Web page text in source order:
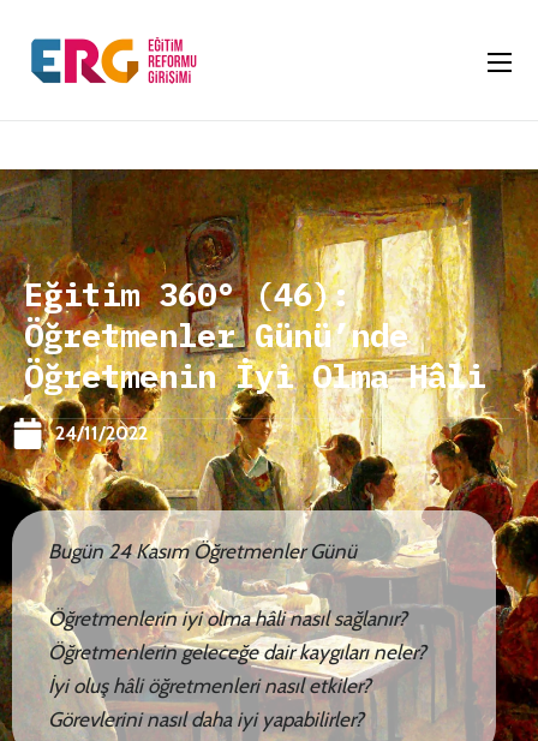
Eğitim 360° (46):
Öğretmenler Günü’nde
Öğretmenin İyi Olma Hâli
24/11/2022
Bugün 24 Kasım Öğretmenler Günü
Öğretmenlerin iyi olma hâli nasıl sağlanır?
Öğretmenlerin geleceğe dair kaygıları neler?
İyi oluş hâli öğretmenleri nasıl etkiler?
Görevlerini nasıl daha iyi yapabilirler?